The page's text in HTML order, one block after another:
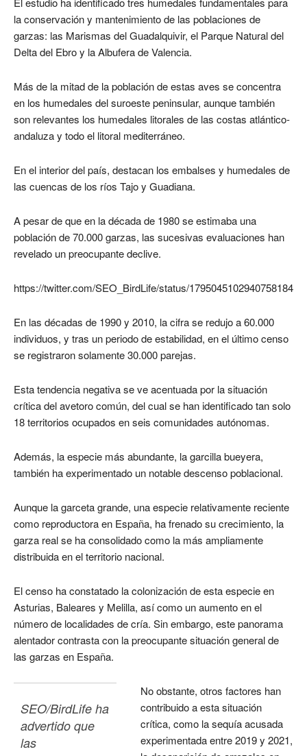
la conservación y mantenimiento de las poblaciones de
garzas: las Marismas del Guadalquivir, el Parque Natural del
Delta del Ebro y la Albufera de Valencia.
Más de la mitad de la población de estas aves se concentra
en los humedales del suroeste peninsular, aunque también
son relevantes los humedales litorales de las costas atlántico-
andaluza y todo el litoral mediterráneo.
En el interior del país, destacan los embalses y humedales de
las cuencas de los ríos Tajo y Guadiana.
A pesar de que en la década de 1980 se estimaba una
población de 70.000 garzas, las sucesivas evaluaciones han
revelado un preocupante declive.
https://twitter.com/SEO_BirdLife/status/1795045102940758184
En las décadas de 1990 y 2010, la cifra se redujo a 60.000
individuos, y tras un periodo de estabilidad, en el último censo
se registraron solamente 30.000 parejas.
Esta tendencia negativa se ve acentuada por la situación
crítica del avetoro común, del cual se han identificado tan solo
18 territorios ocupados en seis comunidades autónomas.
Además, la especie más abundante, la garcilla bueyera,
también ha experimentado un notable descenso poblacional.
Aunque la garceta grande, una especie relativamente reciente
como reproductora en España, ha frenado su crecimiento, la
garza real se ha consolidado como la más ampliamente
distribuida en el territorio nacional.
El censo ha constatado la colonización de esta especie en
Asturias, Baleares y Melilla, así como un aumento en el
número de localidades de cría. Sin embargo, este panorama
alentador contrasta con la preocupante situación general de
las garzas en España.
SEO/BirdLife ha
advertido que
las
No obstante, otros factores han
contribuido a esta situación
crítica, como la sequía acusada
experimentada entre 2019 y 2021,